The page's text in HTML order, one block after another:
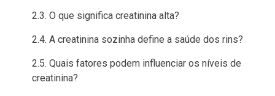
O que significa creatinina alta?
A creatinina sozinha define a saúde dos rins?
Quais fatores podem influenciar os níveis de
creatinina?